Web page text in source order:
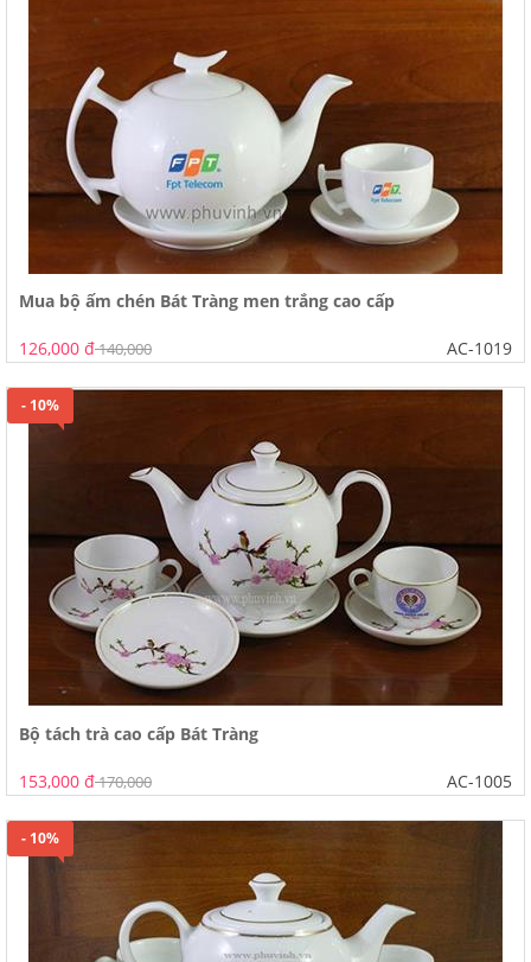
Mua bộ ấm chén Bát Tràng men trắng cao cấp
126,000 đ140,000 AC-1019
- 10%
Bộ tách trà cao cấp Bát Tràng
153,000 đ170,000 AC-1005
- 10%